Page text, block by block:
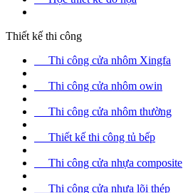
Thiết kế thi công
Thi công cửa nhôm Xingfa
Thi công cửa nhôm owin
Thi công cửa nhôm thường
Thiết kế thi công tủ bếp
Thi công cửa nhựa composite
Thi công cửa nhựa lõi thép